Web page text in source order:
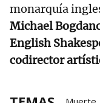
monarquía
Michael
English
codirector